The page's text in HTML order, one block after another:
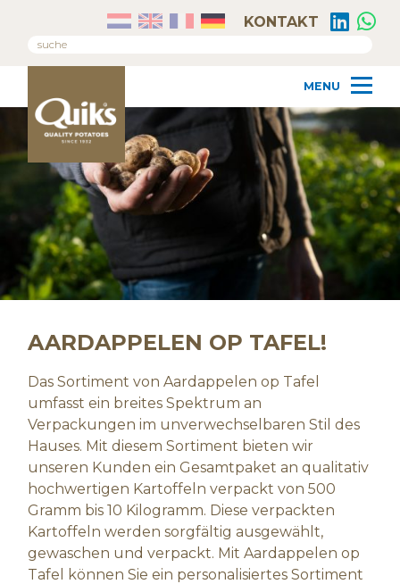
KONTAKT
AARDAPPELEN OP TAFEL!
Das Sortiment von Aardappelen op Tafel
umfasst ein breites Spektrum an
Verpackungen im unverwechselbaren Stil des
Hauses. Mit diesem Sortiment bieten wir
unseren Kunden ein Gesamtpaket an qualitativ
hochwertigen Kartoffeln verpackt von 500
Gramm bis 10 Kilogramm. Diese verpackten
Kartoffeln werden sorgfältig ausgewählt,
gewaschen und verpackt. Mit Aardappelen op
Tafel können Sie ein personalisiertes Sortiment